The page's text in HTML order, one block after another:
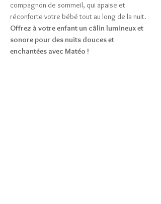
compagnon de sommeil, qui apaise et
réconforte votre bébé tout au long de la nuit.
Offrez à votre enfant un câlin lumineux et
sonore pour des nuits douces et
enchantées avec Matéo !